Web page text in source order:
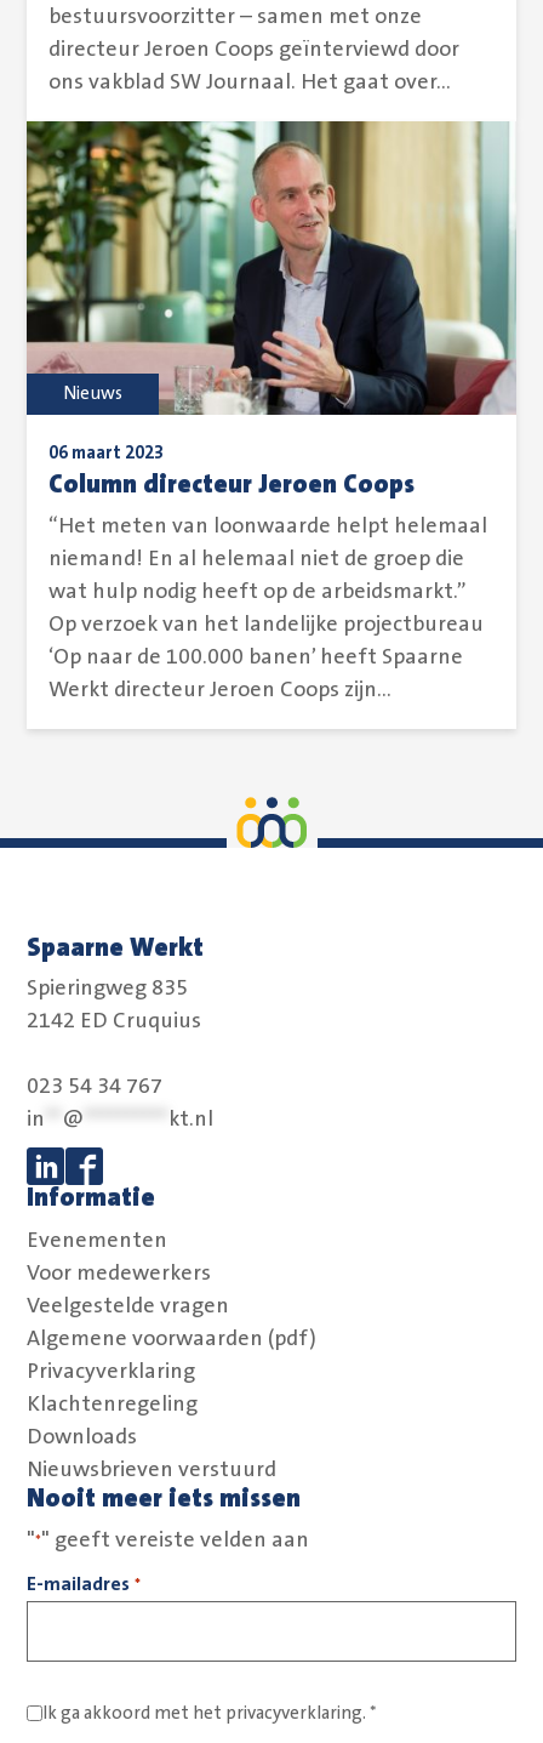
bestuursvoorzitter – samen met onze
directeur Jeroen Coops geïnterviewd door
ons vakblad SW Journaal. Het gaat over...
Column directeur Jeroen Coops
06 maart 2023
“Het meten van loonwaarde helpt helemaal
niemand! En al helemaal niet de groep die
wat hulp nodig heeft op de arbeidsmarkt.”
Op verzoek van het landelijke projectbureau
‘Op naar de 100.000 banen’ heeft Spaarne
Werkt directeur Jeroen Coops zijn...
Nieuws
Spaarne Werkt
Spieringweg 835
2142 ED Cruquius
023 54 34 767
in
@ kt.nl
Volg ons op Linkedin
Volg ons op Facebook
Informatie
Evenementen
Voor medewerkers
Veelgestelde vragen
Algemene voorwaarden (pdf)
Privacyverklaring
Klachtenregeling
Downloads
Nieuwsbrieven verstuurd
Nooit meer iets missen
"*" geeft vereiste velden aan
E-mailadres *
Ik ga akkoord met het privacyverklaring. *